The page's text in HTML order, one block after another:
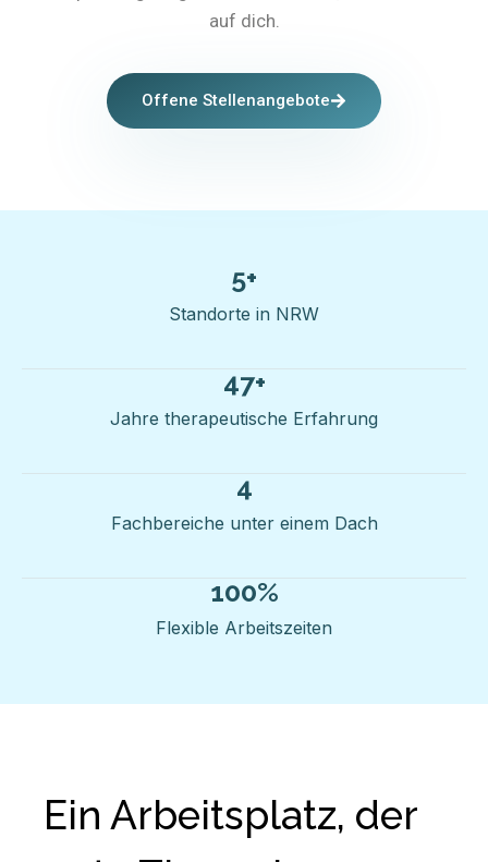
auf dich.
Offene Stellenangebote
Jahre therapeutische Erfahrung
47+
Standorte in NRW
5+
Fachbereiche unter einem Dach
4
Flexible Arbeitszeiten
100%
Ein Arbeitsplatz, der